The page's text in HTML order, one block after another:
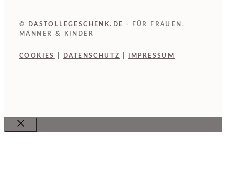
© DASTOLLEGESCHENK.DE
- FÜR FRAUEN,
MÄNNER & KINDER
COOKIES DATENSCHUTZ IMPRESSUM